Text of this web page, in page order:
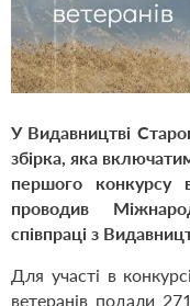
У Видавництві
збірка, яка
першого конкурсу
проводив
співпраці з
Для участі в
ветеранів подали